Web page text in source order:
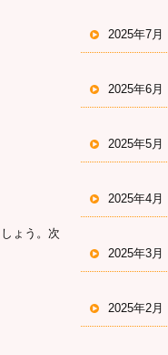
ょう。次
2025年7月
2025年6月
2025年5月
2025年4月
2025年3月
2025年2月